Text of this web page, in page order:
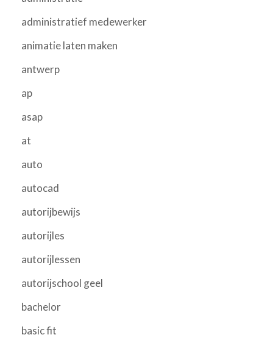
administratief medewerker
animatie laten maken
antwerp
ap
asap
at
auto
autocad
autorijbewijs
autorijles
autorijlessen
autorijschool geel
bachelor
basic fit